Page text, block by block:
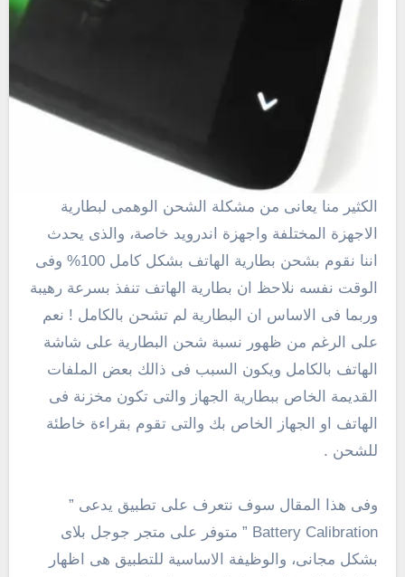
الاجهزة المختلفة واجهزة اندرويد خاصة، والذى يحدث
اننا نقوم بشحن بطارية الهاتف بشكل كامل 100% وفى
الوقت نفسه نلاحظ ان بطارية الهاتف تنفذ بسرعة رهيبة
وربما فى الاساس ان البطارية لم تشحن بالكامل ! نعم
على الرغم من ظهور نسبة شحن البطارية على شاشة
الهاتف بالكامل ويكون السبب فى ذالك بعض الملفات
القديمة الخاص ببطارية الجهاز والتى تكون مخزنة فى
الهاتف او الجهاز الخاص بك والتى تقوم بقراءة خاطئة
للشحن .
وفى هذا المقال سوف نتعرف على تطبيق يدعى ”
Battery Calibration ” متوفر على متجر جوجل بلاى
بشكل مجانى، والوظيفة الاساسية للتطبيق هى اظهار